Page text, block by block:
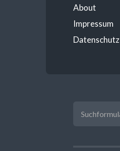
About
Impressum
Datenschutz